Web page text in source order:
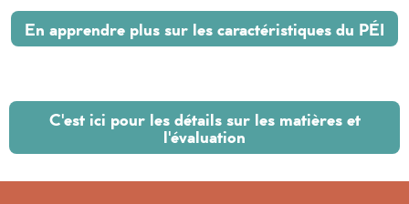
En apprendre plus sur les caractéristiques du PÉI
C'est ici pour les détails sur les matières et
l'évaluation